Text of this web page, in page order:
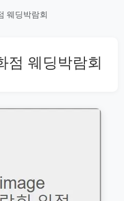
웨딩박람회
점 웨딩박람회